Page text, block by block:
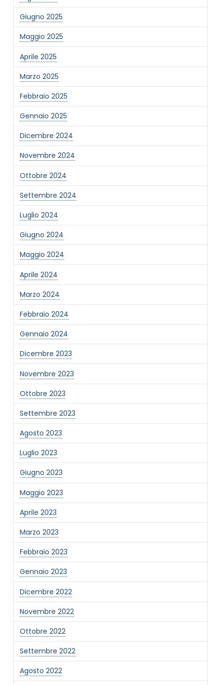
Giugno 2025
Maggio 2025
Aprile 2025
Marzo 2025
Febbraio 2025
Gennaio 2025
Dicembre 2024
Novembre 2024
Ottobre 2024
Settembre 2024
Luglio 2024
Giugno 2024
Maggio 2024
Aprile 2024
Marzo 2024
Febbraio 2024
Gennaio 2024
Dicembre 2023
Novembre 2023
Ottobre 2023
Settembre 2023
Agosto 2023
Luglio 2023
Giugno 2023
Maggio 2023
Aprile 2023
Marzo 2023
Febbraio 2023
Gennaio 2023
Dicembre 2022
Novembre 2022
Ottobre 2022
Settembre 2022
Agosto 2022
NOME STRUTTURA
MAIL REFERENTE
MOTIVO DEL CONTATTO
Informativa Privacy*
Ho preso visione dell'informativa privacy
Privacy Policy completa
Newsletter
Desidero rimanere aggiornato sulle ultime
novità dell'Associazione tramite l'iscrizione alla
newsletter
Invia